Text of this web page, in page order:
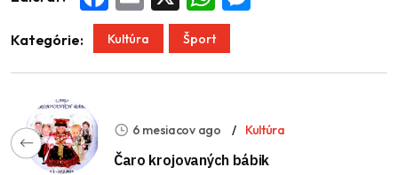
Kategórie: Kultúra Šport
6 mesiacov ago Kultúra
Čaro krojovaných bábik